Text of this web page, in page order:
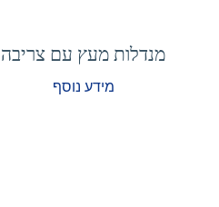
מנדלות מעץ עם צריבה
מידע נוסף